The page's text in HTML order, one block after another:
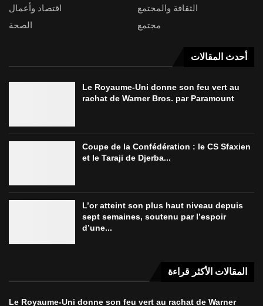
اقتصاد وأعمال
الثقافة والمجتمع
الصحة
مجتمع
أحدث المقالات
Le Royaume-Uni donne son feu vert au
rachat de Warner Bros. par Paramount
Coupe de la Confédération : le CS Sfaxien
et le Taraji de Djerba...
L’or atteint son plus haut niveau depuis
sept semaines, soutenu par l’espoir
d’une...
المقالات الأكثر قراءة
Le Royaume-Uni donne son feu vert au rachat de Warner